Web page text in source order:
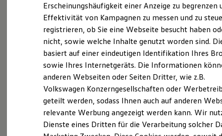
Ladezeitensimulator
Batterie
Sicherheit
Garantie und Lebensdauer
Nachhaltigkeit
Technologie
Kosten und Kauf
Verbrauchskosten
Kaufoptionen
E-Auto-Förderung
Software und Konnektivität
Die ID. Software 6
ID. Software Versionen und Updates
Digitale Extras
Schnittstellen zu Ihrem ID.
Servicetermin buchen
Serviceanfrage stellen
Details des Golf
Erscheinungshäufigkeit einer Anzeige zu begrenzen
Effektivität von Kampagnen zu messen und zu
registrieren, ob Sie eine Webseite besucht haben
nicht, sowie welche Inhalte genutzt worden sind.
basiert auf einer eindeutigen Identifikation Ihres
sowie Ihres Internetgeräts. Die Informationen
anderen Webseiten oder Seiten Dritter, wie z.B.
Volkswagen Konzerngesellschaften oder
geteilt werden, sodass Ihnen auch auf anderen
relevante Werbung angezeigt werden kann. Wir
Dienste eines Dritten für die Verarbeitung solcher